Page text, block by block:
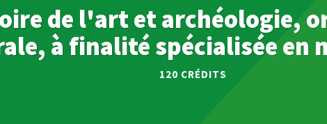
de l'art et archéologie,
à finalité spécialisée en
120 CRÉDITS